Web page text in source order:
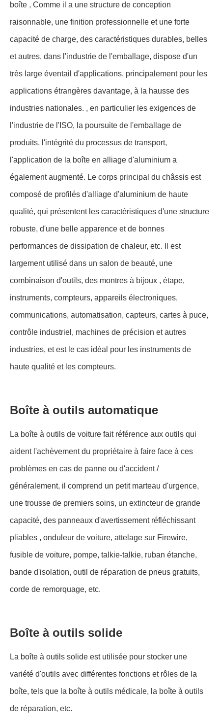
boîte , Comme il a une structure de conception
raisonnable, une finition professionnelle et une forte
capacité de charge, des caractéristiques durables, belles
et autres, dans l'industrie de l'emballage, dispose d'un
très large éventail d'applications, principalement pour les
applications étrangères davantage, à la hausse des
industries nationales. , en particulier les exigences de
l'industrie de l'ISO, la poursuite de l'emballage de
produits, l'intégrité du processus de transport,
l'application de la boîte en alliage d'aluminium a
également augmenté. Le corps principal du châssis est
composé de profilés d'alliage d'aluminium de haute
qualité, qui présentent les caractéristiques d'une structure
robuste, d'une belle apparence et de bonnes
performances de dissipation de chaleur, etc. Il est
largement utilisé dans un salon de beauté, une
combinaison d'outils, des montres à bijoux , étape,
instruments, compteurs, appareils électroniques,
communications, automatisation, capteurs, cartes à puce,
contrôle industriel, machines de précision et autres
industries, et est le cas idéal pour les instruments de
haute qualité et les compteurs.
Boîte à outils automatique
La boîte à outils de voiture fait référence aux outils qui
aident l'achèvement du propriétaire à faire face à ces
problèmes en cas de panne ou d'accident /
généralement, il comprend un petit marteau d'urgence,
une trousse de premiers soins, un extincteur de grande
capacité, des panneaux d'avertissement réfléchissant
pliables , onduleur de voiture, attelage sur Firewire,
fusible de voiture, pompe, talkie-talkie, ruban étanche,
bande d'isolation, outil de réparation de pneus gratuits,
corde de remorquage, etc.
Boîte à outils solide
La boîte à outils solide est utilisée pour stocker une
variété d'outils avec différentes fonctions et rôles de la
boîte, tels que la boîte à outils médicale, la boîte à outils
de réparation, etc.